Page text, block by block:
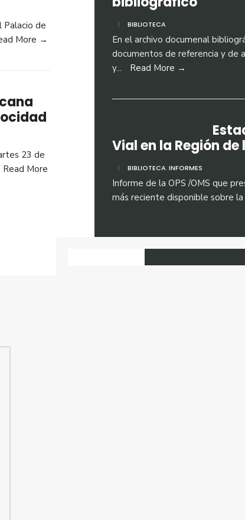
Palacio de
More →
23 de
Read More
| BIBLIOTECA
En el archivo documenal
documentos de referencia y de
y... Read More →
Vial en la Región
| BIBLIOTECA,INFORMES
Informe de la OPS /OMS que
más reciente disponible sobre